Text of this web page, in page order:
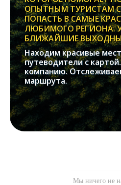
ОПЫТНЫМ ТУРИСТАМ
ПОПАСТЬ В САМЫЕ
ЛЮБИМОГО РЕГИОНА.
БЛИЖАЙШИЕ
Находим красивые
путеводители с
компанию.
маршрута.
Мы ничего не